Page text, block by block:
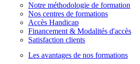
Notre méthodologie de formation
Nos centres de formations
Accès Handicap
Financement & Modalités d'accès
Satisfaction clients
Les avantages de nos formations